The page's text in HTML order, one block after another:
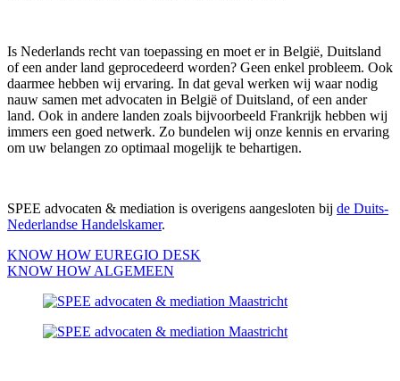
Is Nederlands recht van toepassing en moet er in België, Duitsland
of een ander land geprocedeerd worden? Geen enkel probleem. Ook
daarmee hebben wij ervaring. In dat geval werken wij waar nodig
nauw samen met advocaten in België of Duitsland, of een ander
land. Ook in andere landen zoals bijvoorbeeld Frankrijk hebben wij
immers een goed netwerk. Zo bundelen wij onze kennis en ervaring
om uw belangen zo optimaal mogelijk te behartigen.
SPEE advocaten & mediation is overigens aangesloten bij de Duits-
Nederlandse Handelskamer.
KNOW HOW EUREGIO DESK
KNOW HOW ALGEMEEN